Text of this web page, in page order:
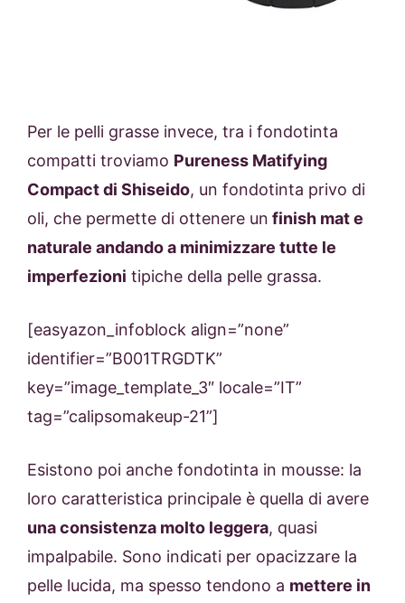
Per le pelli grasse invece, tra i fondotinta
compatti troviamo Pureness Matifying
Compact di Shiseido, un fondotinta privo di
oli, che permette di ottenere un finish mat e
naturale andando a minimizzare tutte le
imperfezioni tipiche della pelle grassa.
[easyazon_infoblock align=”none”
identifier=”B001TRGDTK”
key=”image_template_3″ locale=”IT”
tag=”calipsomakeup-21”]
Esistono poi anche fondotinta in mousse: la
loro caratteristica principale è quella di avere
una consistenza molto leggera, quasi
impalpabile. Sono indicati per opacizzare la
pelle lucida, ma spesso tendono a mettere in